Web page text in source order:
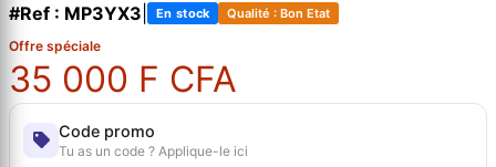
#Ref : MP3YX3 En stock Qualité : Bon Etat
Offre spéciale
35 000 F CFA
Code promo
Tu as un code ? Applique-le ici